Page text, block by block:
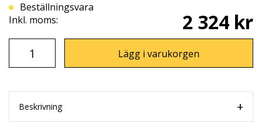
Beställningsvara
Inkl. moms:
2 324 kr
Lägg i varukorgen
Beskrivning